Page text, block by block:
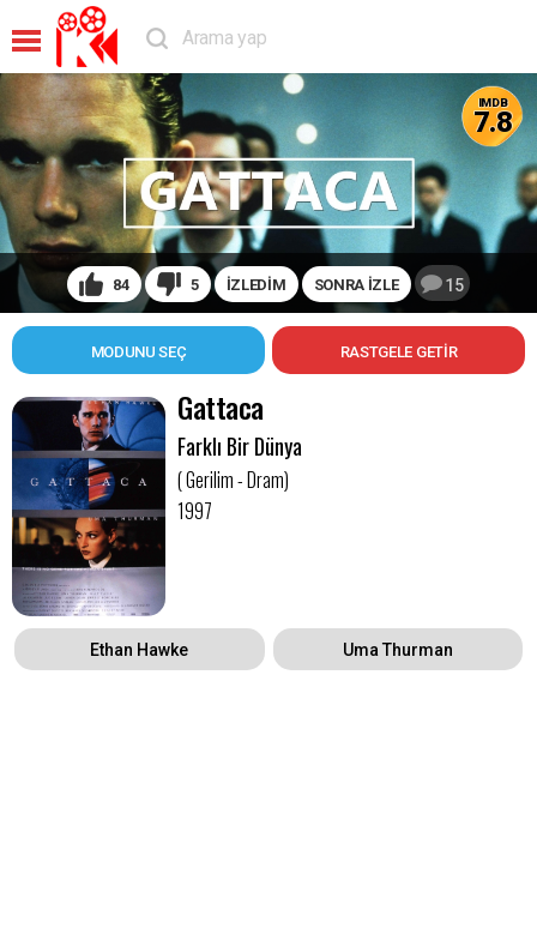
84 5 İZLEDİM SONRA İZLE 15
MODUNU SEÇ
IMDB
7.8
Gattaca
Farklı Bir Dünya
( Gerilim - Dram)
1997
Ethan Hawke Uma Thurman